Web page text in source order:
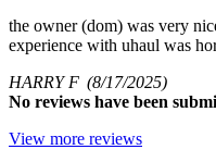
the owner (dom) was very
experience with uhaul was
HARRY F (8/17/2025)
No reviews have been
View more reviews